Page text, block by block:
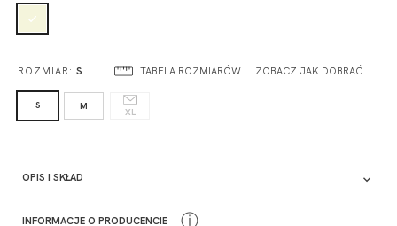
ROZMIAR: S TABELA ROZMIARÓW ZOBACZ JAK DOBRAĆ
S M
XL
OPIS I SKŁAD
INFORMACJE O PRODUCENCIE ⓘ